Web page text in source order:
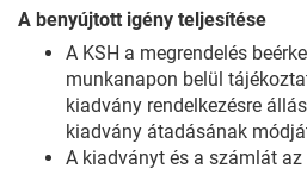
A benyújtott igény teljesítése
A KSH a megrendelés
munkanapon belül
kiadvány rendelkezésre
kiadvány átadásának
A kiadványt és a számlát az